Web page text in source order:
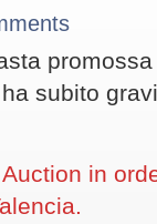
subito
in